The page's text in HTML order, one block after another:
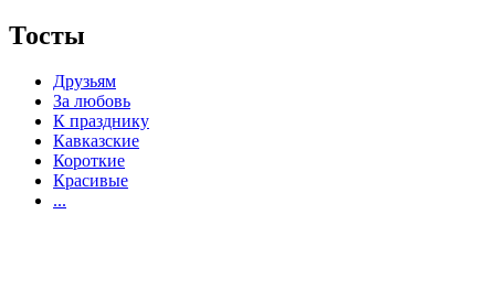
Тосты
Друзьям
За любовь
К празднику
Кавказские
Короткие
Красивые
...